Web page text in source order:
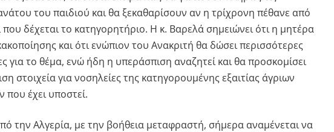
του παιδιού και θα ξεκαθαρίσουν αν η τρίχρονη πέθανε από
που δέχεται το κατηγορητήριο. Η κ. Βαρελά σημειώνει ότι η μητέρα
και ότι ενώπιον του Ανακριτή θα δώσει περισσότερες
για το θέμα, ενώ ήδη η υπεράσπιση αναζητεί και θα προσκομίσει
στοιχεία για νοσηλείες της κατηγορουμένης εξαιτίας άγριων
έχει υποστεί.
την Αλγερία, με την βοήθεια μεταφραστή, σήμερα αναμένεται να